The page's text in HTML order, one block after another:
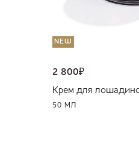
NEW
2 800₽
Крем для
50 МЛ